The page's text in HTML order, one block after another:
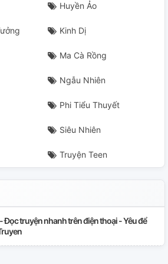
Huyền Ảo
Kinh Dị
Ma Cà Rồng
Ngẫu Nhiên
Phi Tiểu Thuyết
Siêu Nhiên
Truyện Teen
Đọc truyện nhanh trên điện thoại - Yêu để